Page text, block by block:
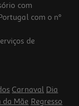
com
com o nº
de
Carnaval Dia
da Mãe Regresso